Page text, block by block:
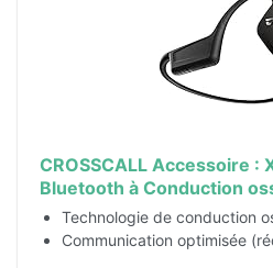
CROSSCALL Accessoire :
Bluetooth à Conduction
Technologie de conduction
Communication optimisée